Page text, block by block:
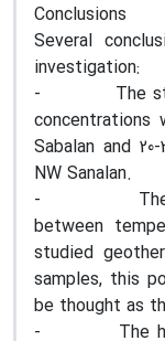
Conclusions
Several
investigation:
- The
concentrations
Sabalan and
NW Sanalan.
- There is
between
studied
samples, this
be thought as
- The high